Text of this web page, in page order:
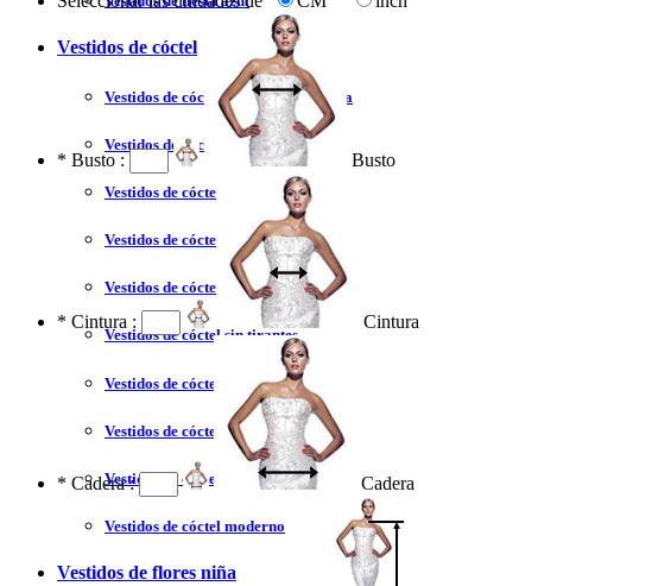
Vestidos de cóctel
Vestidos de cóctel liquidación y venta
Vestidos de cóctel 2023
Vestidos de cóctel largo
Vestidos de cóctel corto
Vestidos de cóctel tallas grandes
Vestidos de cóctel sin tirantes
Vestidos de cóctel azul
Vestidos de cóctel rojo
Vestidos de cóctel coral
Vestidos de cóctel moderno
Vestidos de flores niña
* Busto : Busto
* Cintura : Cintura
* Cadera : Cadera